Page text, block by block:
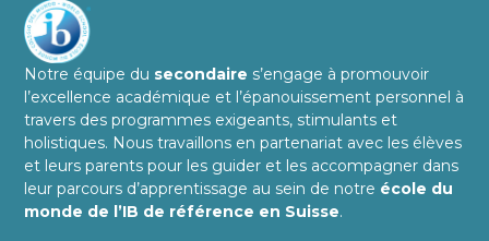
Notre équipe du secondaire s’engage à promouvoir
l’excellence académique et l’épanouissement personnel à
travers des programmes exigeants, stimulants et
holistiques. Nous travaillons en partenariat avec les élèves
et leurs parents pour les guider et les accompagner dans
leur parcours d’apprentissage au sein de notre école du
monde de l’IB de référence en Suisse.